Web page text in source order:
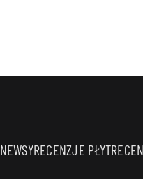
NEWSYRECENZJE PŁYT